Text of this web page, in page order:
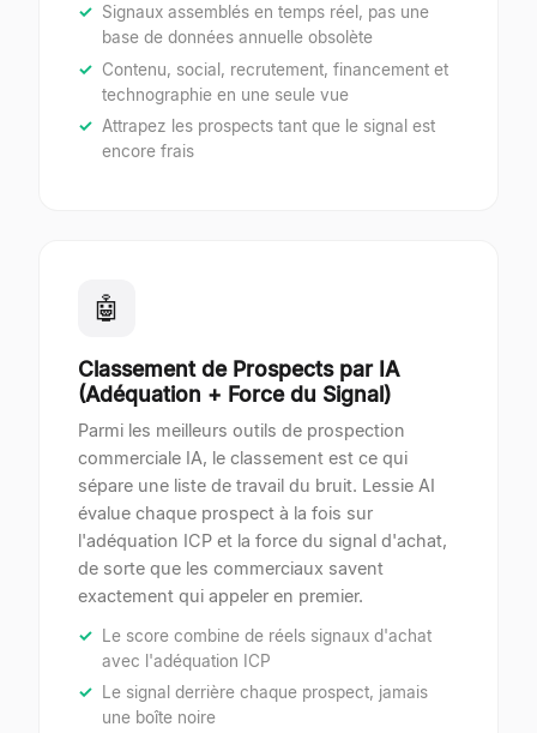
Signaux assemblés en temps réel, pas une
base de données annuelle obsolète
Contenu, social, recrutement, financement et
technographie en une seule vue
Attrapez les prospects tant que le signal est
encore frais
🤖
Classement de Prospects par IA
(Adéquation + Force du Signal)
Parmi les meilleurs outils de prospection
commerciale IA, le classement est ce qui
sépare une liste de travail du bruit. Lessie AI
évalue chaque prospect à la fois sur
l'adéquation ICP et la force du signal d'achat,
de sorte que les commerciaux savent
exactement qui appeler en premier.
Le score combine de réels signaux d'achat
avec l'adéquation ICP
Le signal derrière chaque prospect, jamais
une boîte noire